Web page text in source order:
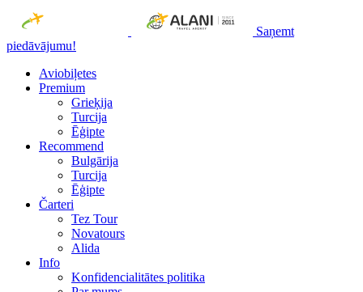
Saņemt
piedāvājumu!
Aviobiļetes
Premium
Grieķija
Turcija
Ēģipte
Recommend
Bulgārija
Turcija
Ēģipte
Čarteri
Tez Tour
Novatours
Alida
Info
Konfidencialitātes politika